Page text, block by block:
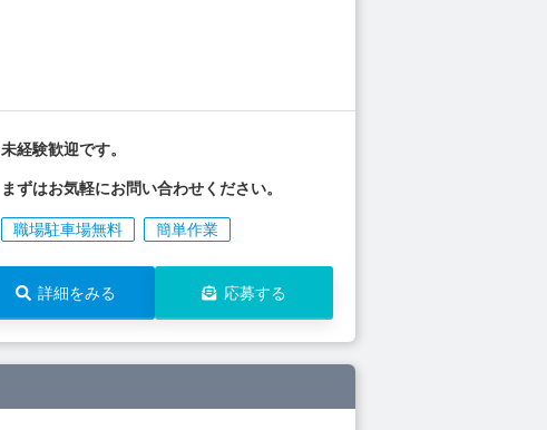
未経験歓迎です。
まずはお気軽にお問い合わせください。
職場駐車場無料 簡単作業
詳細をみる 応募する